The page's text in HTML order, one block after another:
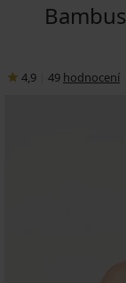
4,9 49 hodnocení